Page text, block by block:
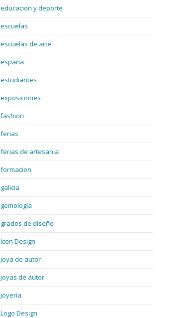
educacion y deporte
escuelas
escuelas de arte
españa
estudiantes
exposiciones
fashion
ferias
ferias de artesania
formacion
galicia
gemología
grados de diseño
Icon Design
joya de autor
joyas de autor
joyería
Logo Design